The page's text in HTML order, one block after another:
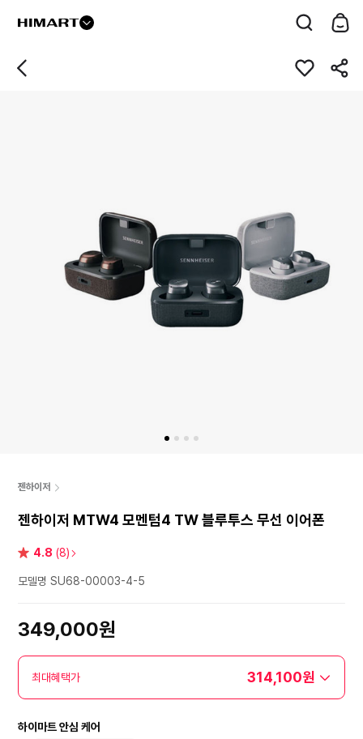
젠하이저
젠하이저 MTW4 모멘텀4 TW 블루투스 무선 이어폰
별 4.8 (8)
모델명 SU68-00003-4-5
349,000원
최대혜택가 314,100원
하이마트 안심 케어